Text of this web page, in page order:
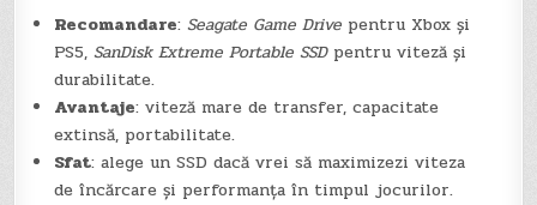
Recomandare:Seagate Game Drive pentru Xbox și
PS5,SanDisk Extreme Portable SSDpentru viteză și
durabilitate.
Avantaje: viteză mare de transfer, capacitate
extinsă, portabilitate.
Sfat: alege un SSD dacă vrei să maximizezi viteza
de încărcare și performanța în timpul jocurilor.